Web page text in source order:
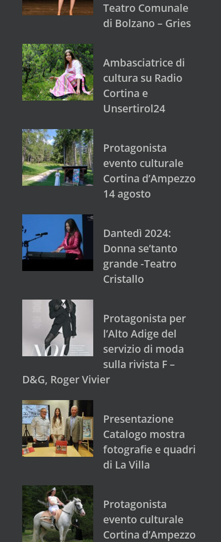
Teatro Comunale
di Bolzano – Gries
Ambasciatrice di
cultura su Radio
Cortina e
Unsertirol24
Protagonista
evento culturale
Cortina d’Ampezzo
14 agosto
Dantedì 2024:
Donna se’tanto
grande -Teatro
Cristallo
Protagonista per
l’Alto Adige del
servizio di moda
sulla rivista F –
D&G, Roger Vivier
Presentazione
Catalogo mostra
fotografie e quadri
di La Villa
Protagonista
evento culturale
Cortina d’Ampezzo